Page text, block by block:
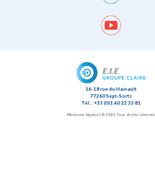
16-18 rue du Hainault
77260 Sept-Sorts
Tél. : +33 (0)1 60 22 33 81
Mentions légales Ι © 2022 Tous droits réservés